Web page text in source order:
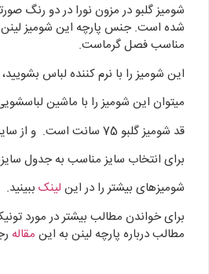
شومیز گلبو در مزون نورا در دو رنگ
شده است. جنس پارچه این شومیز لینن
مناسب فصل گرماست.
این شومیز را با نرم کننده لباس
میتوان این شومیز را با ماشین
قد شومیز گلبو 75 سانت است. و از سایز 36 تا 46 سایزبندی دارد
برای انتخاب سایز مناسب به جدول
شومیزهای بیشتر را در این لینک ببینید.
برای خواندن مطالب بیشتر در مورد
مطالب درباره پارچه لینن به این مقاله